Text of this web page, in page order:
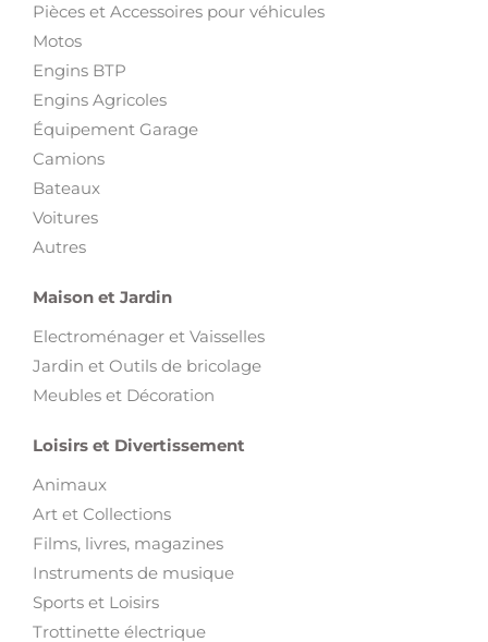
Pièces et Accessoires pour véhicules
Motos
Engins BTP
Engins Agricoles
Équipement Garage
Camions
Bateaux
Voitures
Autres
Maison et Jardin
Electroménager et Vaisselles
Jardin et Outils de bricolage
Meubles et Décoration
Loisirs et Divertissement
Animaux
Art et Collections
Films, livres, magazines
Instruments de musique
Sports et Loisirs
Trottinette électrique